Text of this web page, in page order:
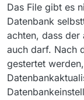
Das File gibt es
Datenbank
achten, dass der
auch darf. Nach
gestertet